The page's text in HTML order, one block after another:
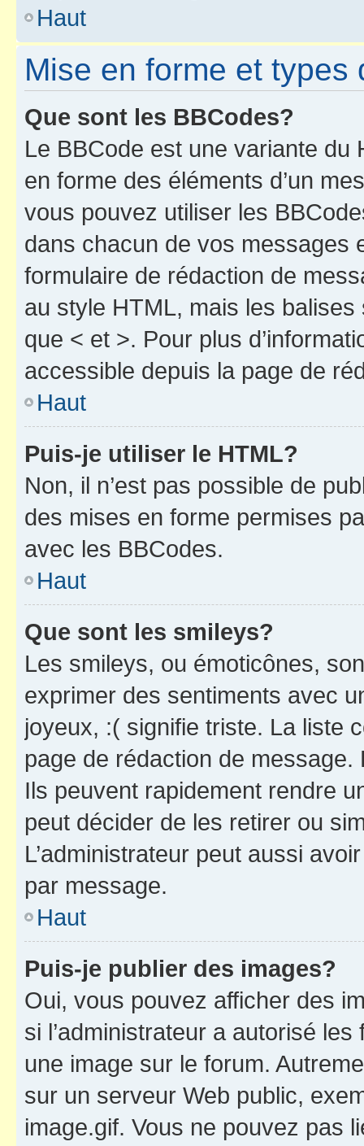
Haut
Mise en forme et types
Que sont les BBCodes?
Le BBCode est une variante du
en forme des éléments d’un
vous pouvez utiliser les
dans chacun de vos messages
formulaire de rédaction de
au style HTML, mais les
que < et >. Pour plus
accessible depuis la page de
Haut
Puis-je utiliser le HTML?
Non, il n’est pas possible de
des mises en forme permises
avec les BBCodes.
Haut
Que sont les smileys?
Les smileys, ou émoticônes,
exprimer des sentiments avec
joyeux, :( signifie triste. La liste
page de rédaction de
Ils peuvent rapidement rendre
peut décider de les retirer ou
L’administrateur peut aussi
par message.
Haut
Puis-je publier des images?
Oui, vous pouvez afficher des
si l’administrateur a autorisé
une image sur le forum.
sur un serveur Web public,
image.gif. Vous ne pouvez pas